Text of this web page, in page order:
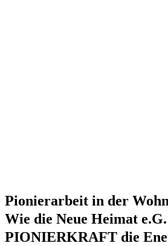
Pionierarbeit in der
Wie die Neue Heimat
PIONIERKRAFT die